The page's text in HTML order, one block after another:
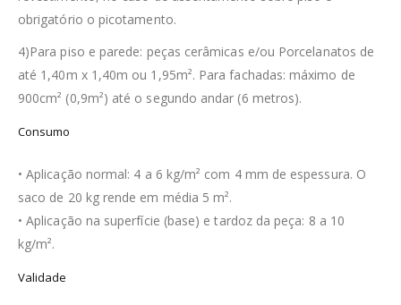
obrigatório o picotamento.
4)Para piso e parede: peças cerâmicas e/ou Porcelanatos de
até 1,40m x 1,40m ou 1,95m². Para fachadas: máximo de
900cm² (0,9m²) até o segundo andar (6 metros).
Consumo
• Aplicação normal: 4 a 6 kg/m² com 4 mm de espessura. O
saco de 20 kg rende em média 5 m².
• Aplicação na superfície (base) e tardoz da peça: 8 a 10
kg/m².
Validade